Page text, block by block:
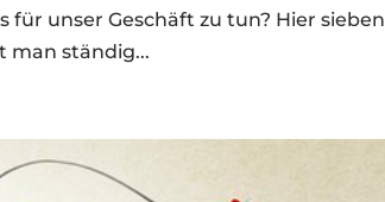
unser Geschäft zu tun? Hier sieben
man ständig...